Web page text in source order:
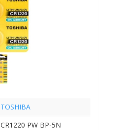
TOSHIBA
CR1220 PW BP-5N